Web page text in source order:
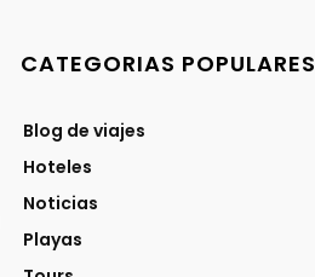
CATEGORIAS POPULARES
Blog de viajes
Hoteles
Noticias
Playas